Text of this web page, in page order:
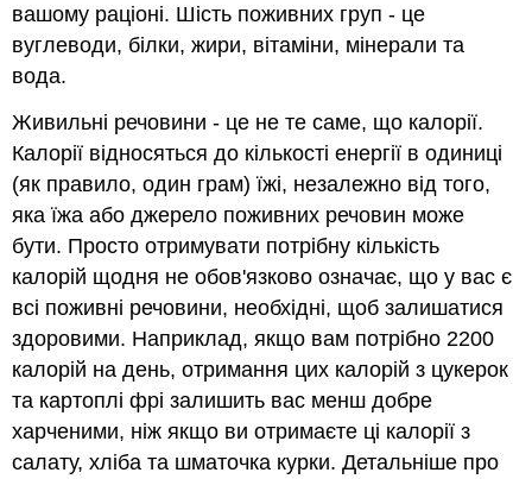
вашому раціоні. Шість поживних груп - це
вуглеводи, білки, жири, вітаміни, мінерали та
вода.
Живильні речовини - це не те саме, що калорії.
Калорії відносяться до кількості енергії в одиниці
(як правило, один грам) їжі, незалежно від того,
яка їжа або джерело поживних речовин може
бути. Просто отримувати потрібну кількість
калорій щодня не обов'язково означає, що у вас є
всі поживні речовини, необхідні, щоб залишатися
здоровими. Наприклад, якщо вам потрібно 2200
калорій на день, отримання цих калорій з цукерок
та картоплі фрі залишить вас менш добре
харченими, ніж якщо ви отримаєте ці калорії з
салату, хліба та шматочка курки. Детальніше про